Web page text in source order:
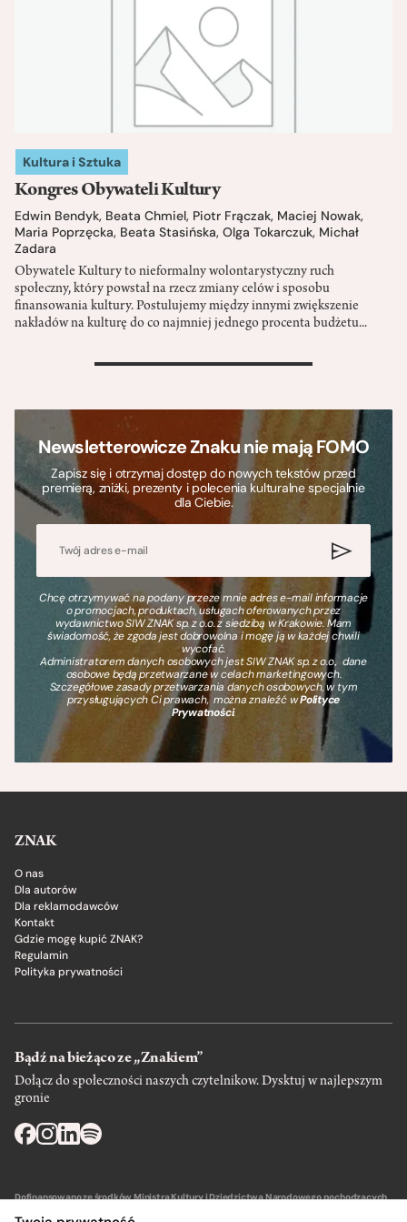
Kultura i Sztuka
Kongres Obywateli Kultury
Edwin Bendyk, Beata Chmiel, Piotr Frączak, Maciej Nowak,
Maria Poprzęcka, Beata Stasińska, Olga Tokarczuk, Michał
Zadara
Obywatele Kultury to nieformalny wolontarystyczny ruch
społeczny, który powstał na rzecz zmiany celów i sposobu
finansowania kultury. Postulujemy między innymi zwiększenie
nakładów na kulturę do co najmniej jednego procenta budżetu...
>
Newsletterowicze Znaku nie mają FOMO
Zapisz się i otrzymaj dostęp do nowych tekstów przed
premierą, zniżki, prezenty i polecenia kulturalne specjalnie
dla Ciebie.
Chcę otrzymywać na podany przeze mnie adres e-mail informacje
o promocjach, produktach, usługach oferowanych przez
wydawnictwo SIW ZNAK sp. z o.o. z siedzibą w Krakowie. Mam
świadomość, że zgoda jest dobrowolna i mogę ją w każdej chwili
wycofać.
Administratorem danych osobowych jest SIW ZNAK sp. z o.o., dane
osobowe będą przetwarzane w celach marketingowych.
Szczegółowe zasady przetwarzania danych osobowych, w tym
przysługujących Ci prawach, można znaleźć wPolityce
Prywatności.
ZNAK
O nas
Dla autorów
Dla reklamodawców
Kontakt
Gdzie mogę kupić ZNAK?
Regulamin
Polityka prywatności
Bądź na bieżąco ze „Znakiem”
Dołącz do społeczności naszych czytelnikow. Dysktuj w najlepszym
gronie
Dofinansowano ze środków Ministra Kultury i Dziedzictwa Narodowego pochodzących